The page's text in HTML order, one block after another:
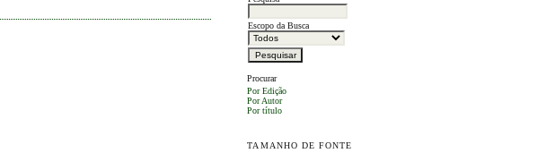
Escopo da Busca
Procurar
Por Edição
Por Autor
Por título
TAMANHO DE FONTE